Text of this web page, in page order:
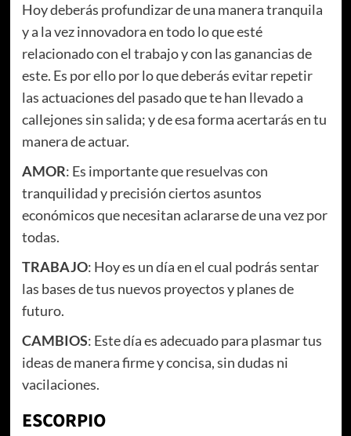
Hoy deberás profundizar de una manera tranquila
y a la vez innovadora en todo lo que esté
relacionado con el trabajo y con las ganancias de
este. Es por ello por lo que deberás evitar repetir
las actuaciones del pasado que te han llevado a
callejones sin salida; y de esa forma acertarás en tu
manera de actuar.
AMOR: Es importante que resuelvas con
tranquilidad y precisión ciertos asuntos
económicos que necesitan aclararse de una vez por
todas.
TRABAJO: Hoy es un día en el cual podrás sentar
las bases de tus nuevos proyectos y planes de
futuro.
CAMBIOS: Este día es adecuado para plasmar tus
ideas de manera firme y concisa, sin dudas ni
vacilaciones.
ESCORPIO